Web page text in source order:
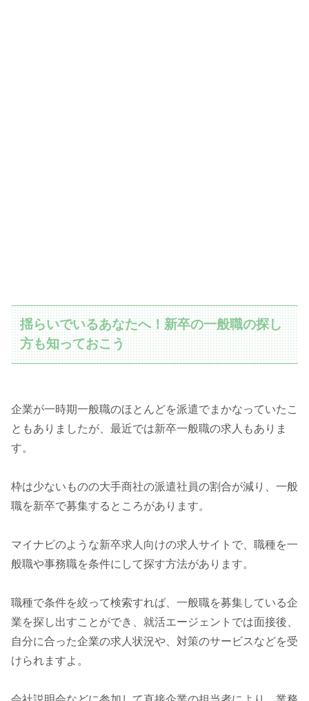
揺らいでいるあなたへ！新卒の一般職の探し
方も知っておこう
企業が一時期一般職のほとんどを派遣でまかなっていたこ
ともありましたが、最近では新卒一般職の求人もありま
す。
枠は少ないものの大手商社の派遣社員の割合が減り、一般
職を新卒で募集するところがあります。
マイナビのような新卒求人向けの求人サイトで、職種を一
般職や事務職を条件にして探す方法があります。
職種で条件を絞って検索すれば、一般職を募集している企
業を探し出すことができ、就活エージェントでは面接後、
自分に合った企業の求人状況や、対策のサービスなどを受
けられますよ。